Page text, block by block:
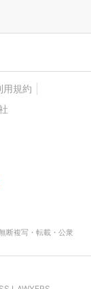
用規約
断複写・転載・公衆